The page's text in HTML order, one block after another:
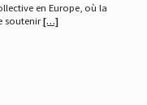
en Europe, où la
soutenir[…]